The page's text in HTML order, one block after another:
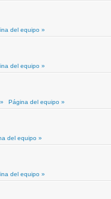
del equipo »
del equipo »
Página del equipo »
del equipo »
del equipo »